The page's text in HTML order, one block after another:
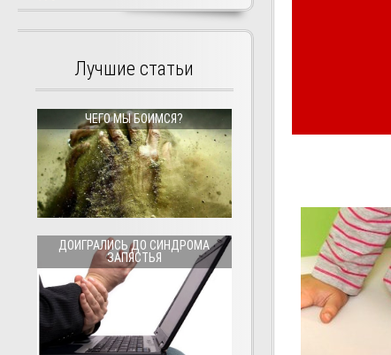
Лучшие статьи
ЧЕГО МЫ БОИМСЯ?
ДОИГРАЛИСЬ ДО СИНДРОМА
ЗАПЯСТЬЯ